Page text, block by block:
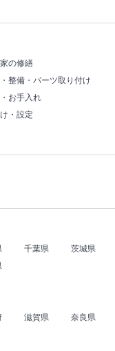
の修繕
整備・パーツ取り付け
お手入れ
・設定
千葉県
茨城県
滋賀県
奈良県